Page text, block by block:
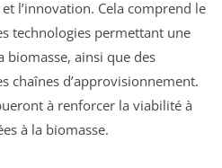
l’innovation. Cela comprend le
technologies permettant une
biomasse, ainsi que des
chaînes d’approvisionnement.
à renforcer la viabilité à
à la biomasse.